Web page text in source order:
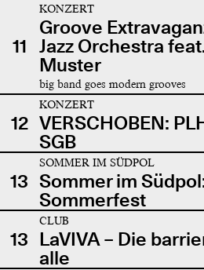
11
KONZERT
Groove
Jazz Orchestra
Muster
big band goes modern grooves
12
KONZERT
VERSCHOBEN:
SGB
13
SOMMER IM SÜDPOL
Sommer im
Sommerfest
13
CLUB
LaVIVA – Die
alle